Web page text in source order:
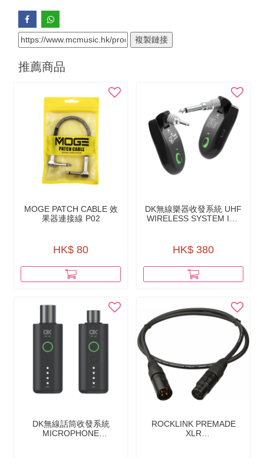
複製鏈接
推薦商品
MOGE PATCH CABLE 效
果器連接線 P02
HK$ 80
DK無線樂器收發系統 UHF
WIRELESS SYSTEM IW-
HK$ 380
DK無線話筒收發系統
MICROPHONE
ROCKLINK PREMADE
XLR